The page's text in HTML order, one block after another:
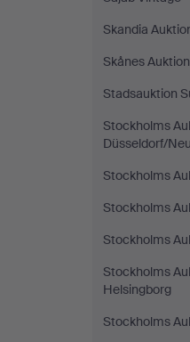
Skandia
Skånes
Stadsauktion
Stockholms
Düsseldorf/
Stockholms
Stockholms
Stockholms
Stockholms
Helsingborg
Stockholms